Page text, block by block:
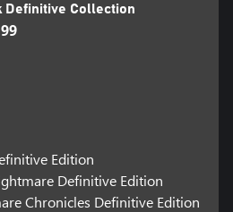
Definitive Collection
Edition
Definitive Edition
Chronicles Definitive Edition